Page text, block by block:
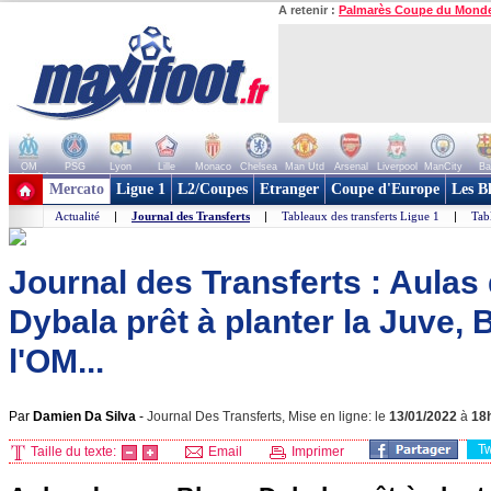
A retenir : Palmarès Coupe du
OM PSG Lyon Lille Monaco Chelsea Man Utd Arsenal Liverpool ManCity
+ de clubs
Mercato Ligue 1 L2/Coupes Etranger Coupe d'Europe Les
Actualité | Journal des Transferts | Tableaux des transferts Ligue 1 |
Journal des Transferts : Aulas
Dybala prêt à planter la Juve,
l'OM...
Par Damien Da Silva - Journal Des Transferts, Mise en ligne: le 13/01/2022 à
Taille du texte: Email Imprimer